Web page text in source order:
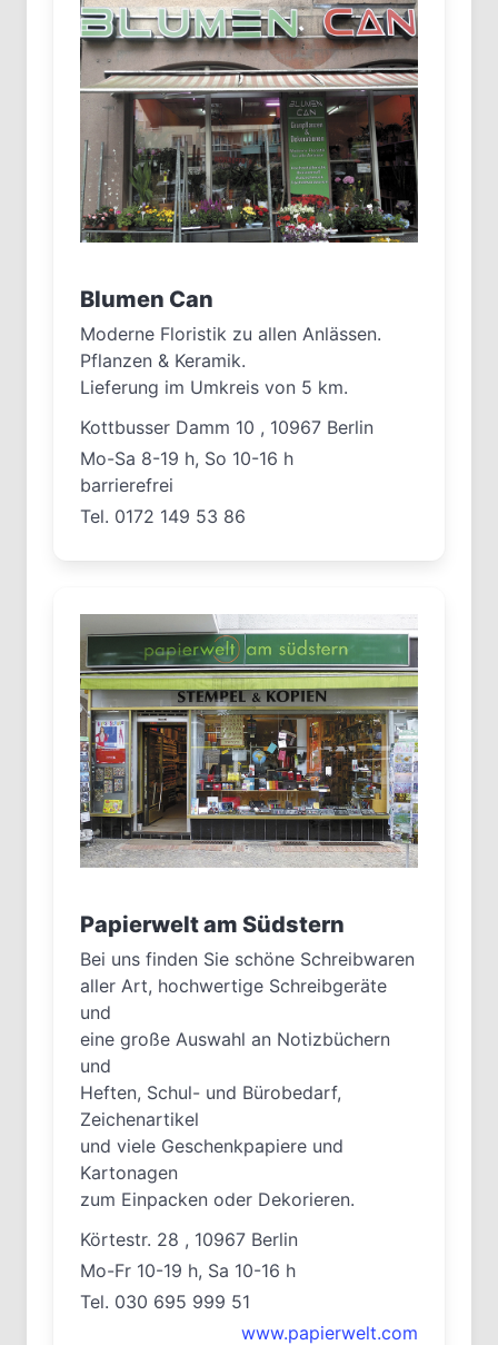
Blumen Can
Moderne Floristik zu allen Anlässen.
Pflanzen & Keramik.
Lieferung im Umkreis von 5 km.
Kottbusser Damm 10 , 10967 Berlin
Mo-Sa 8-19 h, So 10-16 h
barrierefrei
Tel. 0172 149 53 86
Papierwelt am Südstern
Bei uns finden Sie schöne Schreibwaren
aller Art, hochwertige Schreibgeräte
und
eine große Auswahl an Notizbüchern
und
Heften, Schul- und Bürobedarf,
Zeichenartikel
und viele Geschenkpapiere und
Kartonagen
zum Einpacken oder Dekorieren.
Körtestr. 28 , 10967 Berlin
Mo-Fr 10-19 h, Sa 10-16 h
Tel. 030 695 999 51
www.papierwelt.com